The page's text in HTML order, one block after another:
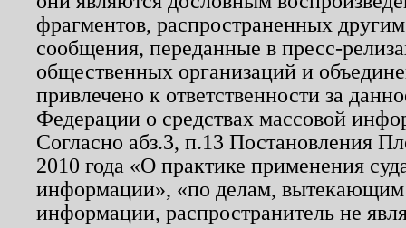
фрагментов, распространенных
сообщения, переданные в пресс-
общественных организаций и
привлечено к ответственности за
Федерации о средствах массовой
Согласно абз.3, п.13 Постановления
2010 года «О практике применения
информации», «по делам, вытекающим
информации, распространитель не